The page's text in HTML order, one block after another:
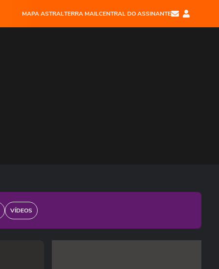
MAPA ASTRALTERRA MAILCENTRAL DO ASSINANTE
VÍDEOS